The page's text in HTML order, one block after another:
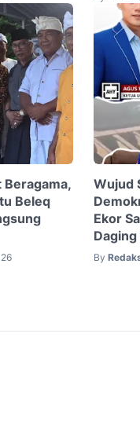
Beleq
Wujud
Ekor
By